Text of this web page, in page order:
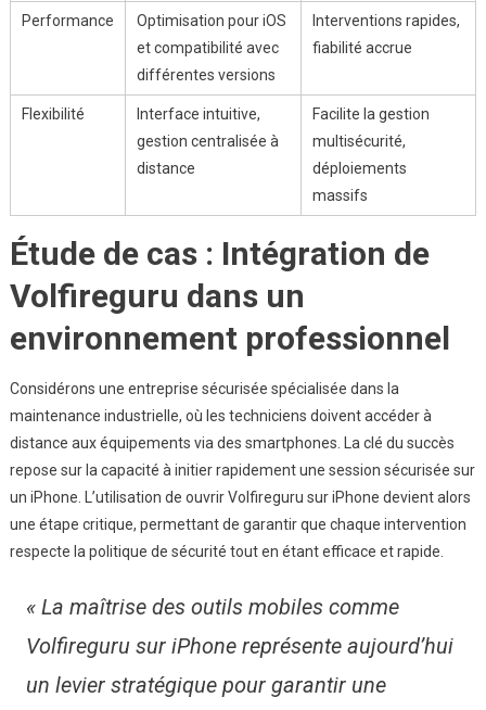
Performance
Optimisation pour iOS
et compatibilité avec
différentes versions
Interventions rapides,
fiabilité accrue
Flexibilité
Interface intuitive,
gestion centralisée à
distance
Facilite la gestion
multisécurité,
déploiements
massifs
Étude de cas : Intégration de
Volfireguru dans un
environnement professionnel
Considérons une entreprise sécurisée spécialisée dans la
maintenance industrielle, où les techniciens doivent accéder à
distance aux équipements via des smartphones. La clé du succès
repose sur la capacité à initier rapidement une session sécurisée sur
un iPhone. L’utilisation de ouvrir Volfireguru sur iPhone devient alors
une étape critique, permettant de garantir que chaque intervention
respecte la politique de sécurité tout en étant efficace et rapide.
« La maîtrise des outils mobiles comme
Volfireguru sur iPhone représente aujourd’hui
un levier stratégique pour garantir une